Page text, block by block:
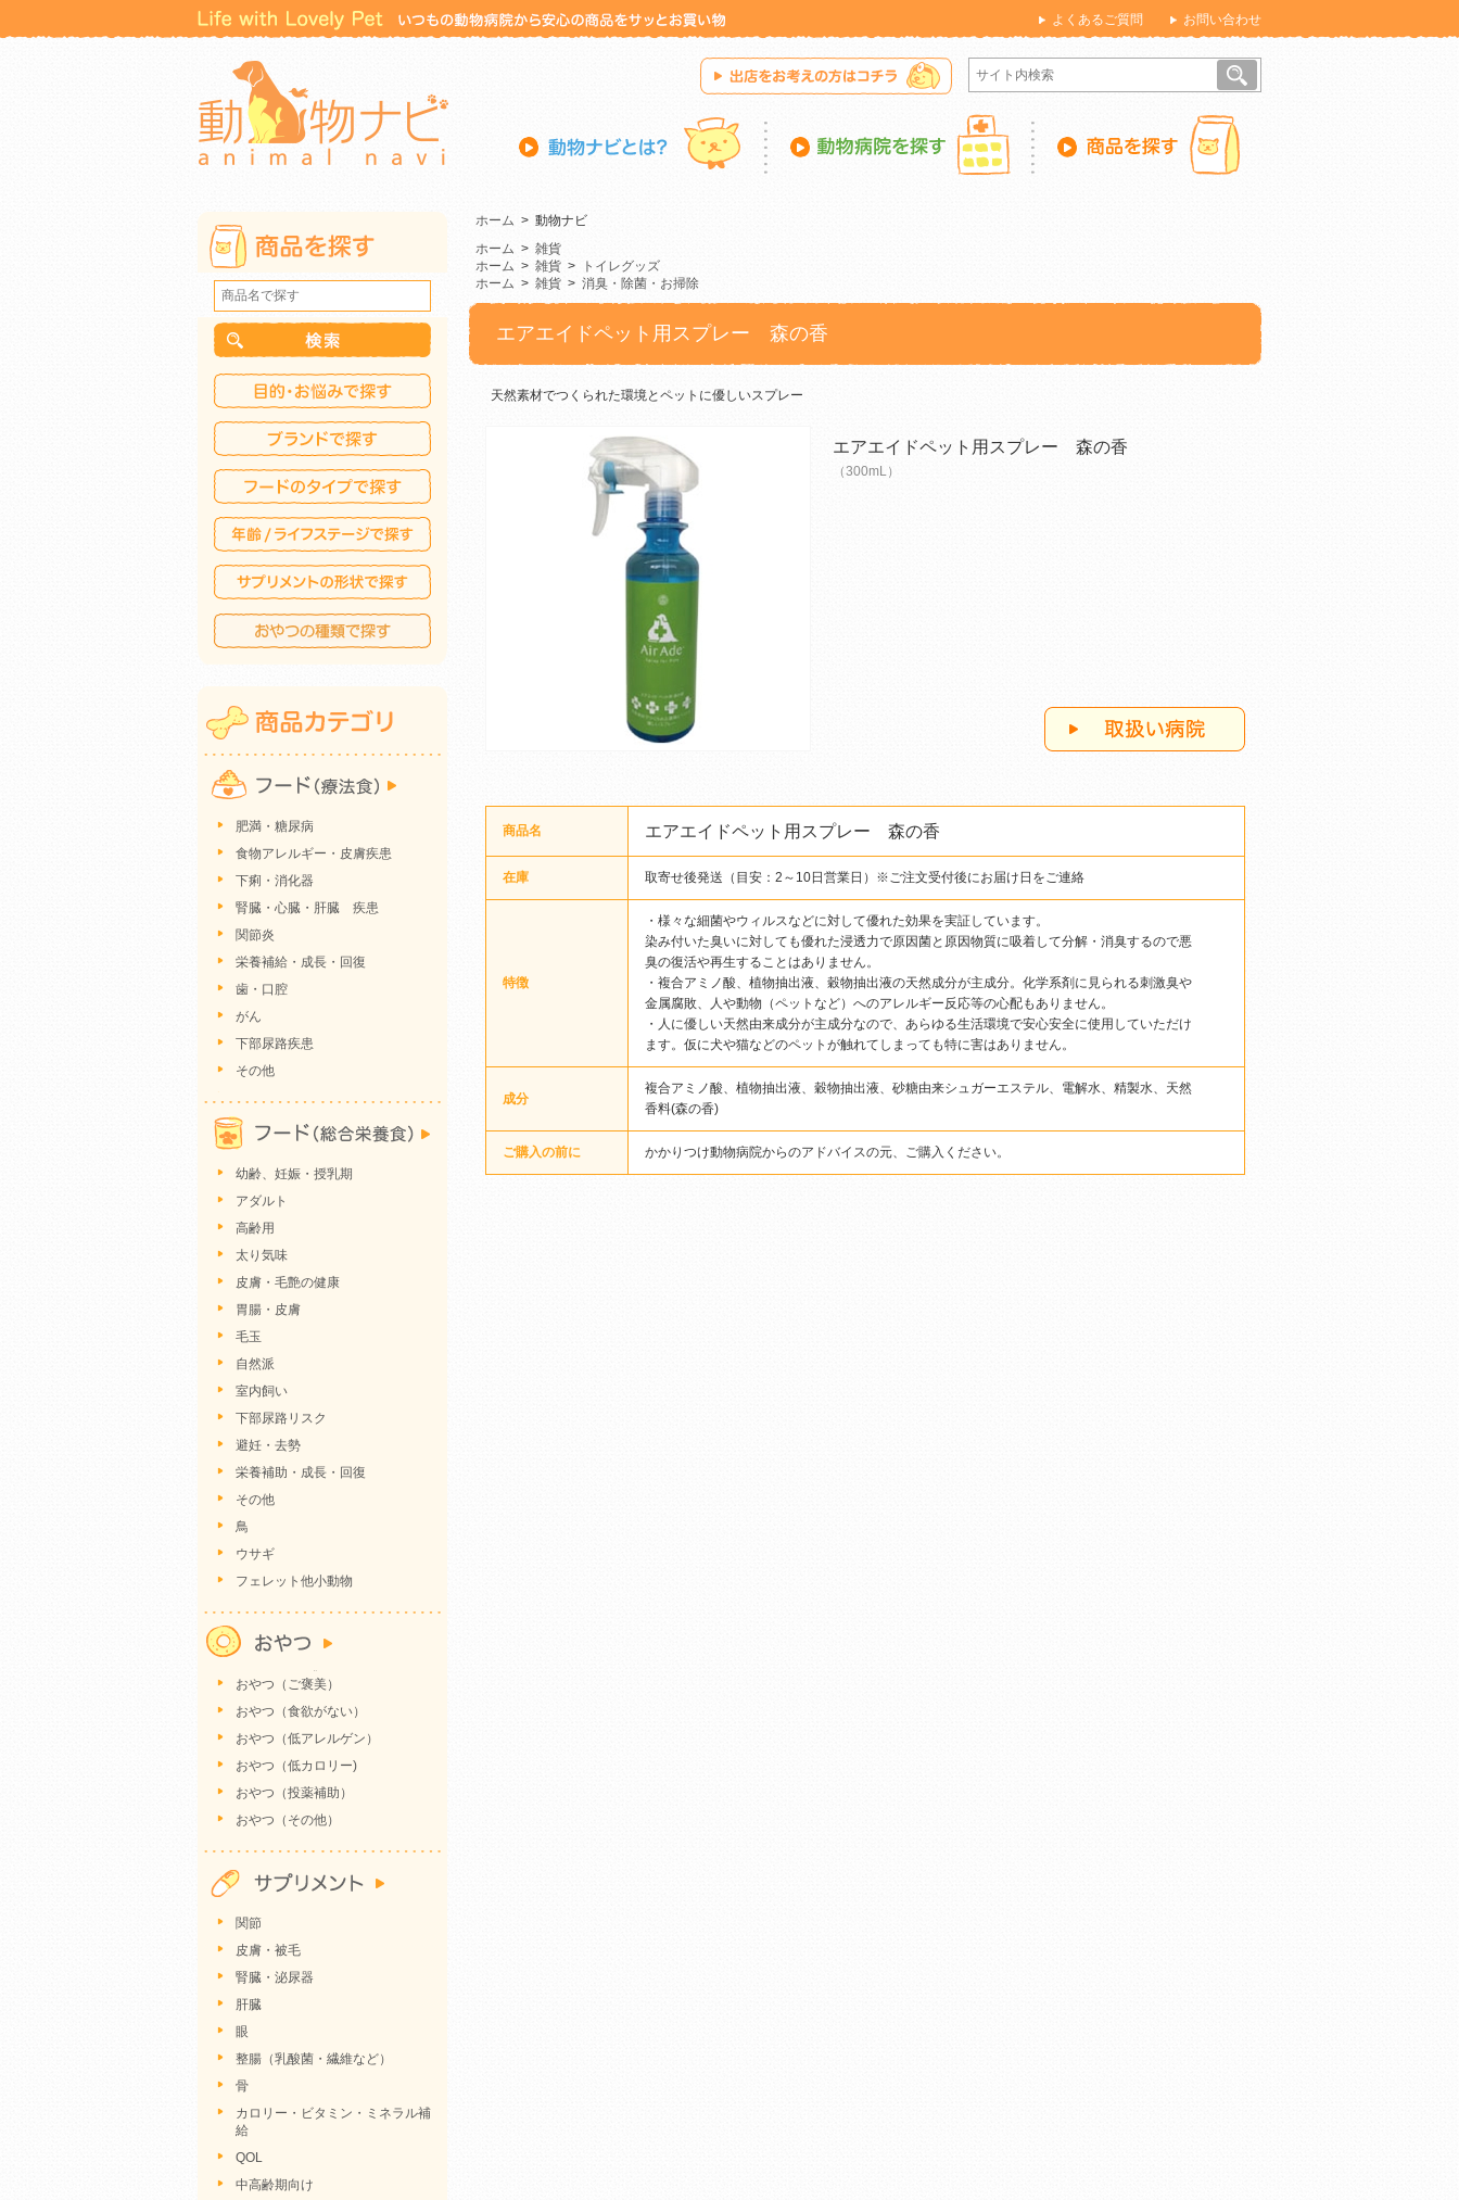
よくあるご質問 お問い合わせ
ホーム > 動物ナビ
ホーム > 雑貨
ホーム > 雑貨 >
トイレグッズ
ホーム > 雑貨 > 消臭・除菌・お掃除
エアエイドペット用スプレー 森の香
天然素材でつくられた環境とペットに優しいスプレー
エアエイドペット用スプレー 森の香
（300mL）
商品名 エアエイドペット用スプレー 森の香
在庫 取寄せ後発送（目安：2～10日営業日）※ご注文受付後にお届け日をご連絡
特徴
・様々な細菌やウィルスなどに対して優れた効果を実証しています。
染み付いた臭いに対しても優れた浸透力で原因菌と原因物質に吸着して分解・消臭するので悪
臭の復活や再生することはありません。
・複合アミノ酸、植物抽出液、穀物抽出液の天然成分が主成分。化学系剤に見られる刺激臭や
金属腐敗、人や動物（ペットなど）へのアレルギー反応等の心配もありません。
・人に優しい天然由来成分が主成分なので、あらゆる生活環境で安心安全に使用していただけ
ます。仮に犬や猫などのペットが触れてしまっても特に害はありません。
成分
複合アミノ酸、植物抽出液、穀物抽出液、砂糖由来シュガーエステル、電解水、精製水、天然
香料(森の香)
ご購入の前に かかりつけ動物病院からのアドバイスの元、ご購入ください。
肥満・糖尿病
食物アレルギー・皮膚疾患
下痢・消化器
腎臓・心臓・肝臓 疾患
関節炎
栄養補給・成長・回復
歯・口腔
がん
下部尿路疾患
その他
幼齢、妊娠・授乳期
アダルト
高齢用
太り気味
皮膚・毛艶の健康
胃腸・皮膚
毛玉
自然派
室内飼い
下部尿路リスク
避妊・去勢
栄養補助・成長・回復
その他
鳥
ウサギ
フェレット他小動物
おやつ（ご褒美）
おやつ（食欲がない）
おやつ（低アレルゲン）
おやつ（低カロリー)
おやつ（投薬補助）
おやつ（その他）
関節
皮膚・被毛
腎臓・泌尿器
肝臓
眼
整腸（乳酸菌・繊維など）
骨
カロリー・ビタミン・ミネラル補
給
QOL
中高齢期向け